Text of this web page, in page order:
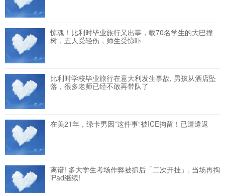
惊魂！比利时毕业旅行又出事，载70名学生的大巴撞
树，五人受轻伤，师生受惊吓
比利时学校毕业旅行在意大利发生事故, 男孩从酒店坠
落，很多老师已经不敢再带队了
在美21年，绿卡男因”这件事“被ICE拘留！已遭遣返
离谱! 多大学生考场作弊被抓后「二次开挂」, 当场再掏
iPad继续!